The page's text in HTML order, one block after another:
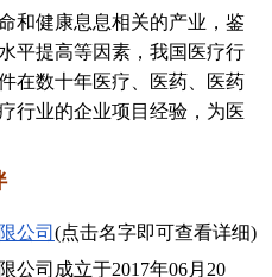
健康息息相关的产业，鉴
平提高等因素，我国医疗行
在数十年医疗、医药、医药
行业的企业项目经验，为医
公司 (点击名字即可查看详细)
司成立于2017年06月20